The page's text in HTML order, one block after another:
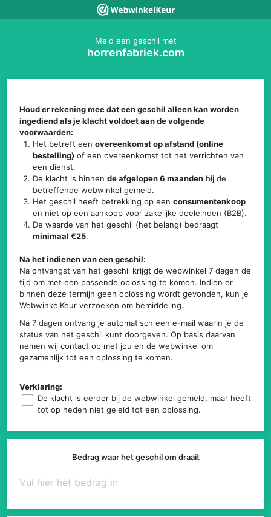
Meld een geschil met
horrenfabriek.com
Houd er rekening mee dat een geschil alleen kan worden
ingediend als je klacht voldoet aan de volgende
voorwaarden:
Het betreft eenovereenkomst op afstand (online
bestelling) of een overeenkomst tot het verrichten van
een dienst.
De klacht is binnende afgelopen 6 maanden bij de
betreffende webwinkel gemeld.
Het geschil heeft betrekking op eenconsumentenkoop
en niet op een aankoop voor zakelijke doeleinden (B2B).
De waarde van het geschil (het belang) bedraagt
minimaal €25.
Na het indienen van een geschil:
Na ontvangst van het geschil krijgt de webwinkel 7 dagen de
tijd om met een passende oplossing te komen. Indien er
binnen deze termijn geen oplossing wordt gevonden, kun je
WebwinkelKeur verzoeken om bemiddeling.
Na 7 dagen ontvang je automatisch een e-mail waarin je de
status van het geschil kunt doorgeven. Op basis daarvan
nemen wij contact op met jou en de webwinkel om
gezamenlijk tot een oplossing te komen.
Verklaring:
De klacht is eerder bij de webwinkel gemeld, maar heeft
tot op heden niet geleid tot een oplossing.
Bedrag waar het geschil om draait